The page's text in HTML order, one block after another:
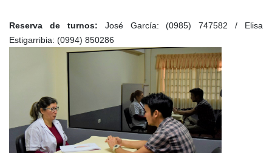
Reserva de turnos: José García: (0985) 747582 / Elisa
Estigarribia: (0994) 850286